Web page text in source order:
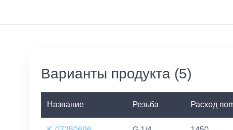
Варианты продукта (5)
Название Резьба Расход